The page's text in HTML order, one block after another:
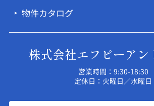
物件カタログ
株式会社エフピーアン
営業時間：9:30-18:30
定休日：火曜日／水曜日